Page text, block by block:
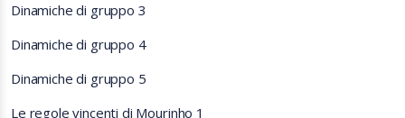
Dinamiche di gruppo 3
Dinamiche di gruppo 4
Dinamiche di gruppo 5
Le regole vincenti di Mourinho 1